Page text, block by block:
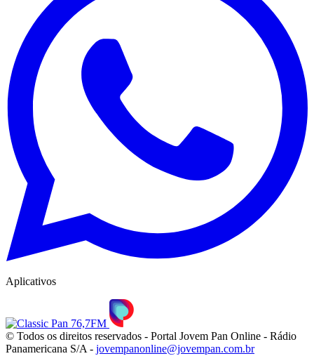
Aplicativos
© Todos os direitos reservados - Portal Jovem Pan Online - Rádio
Panamericana S/A - jovempanonline@jovempan.com.br